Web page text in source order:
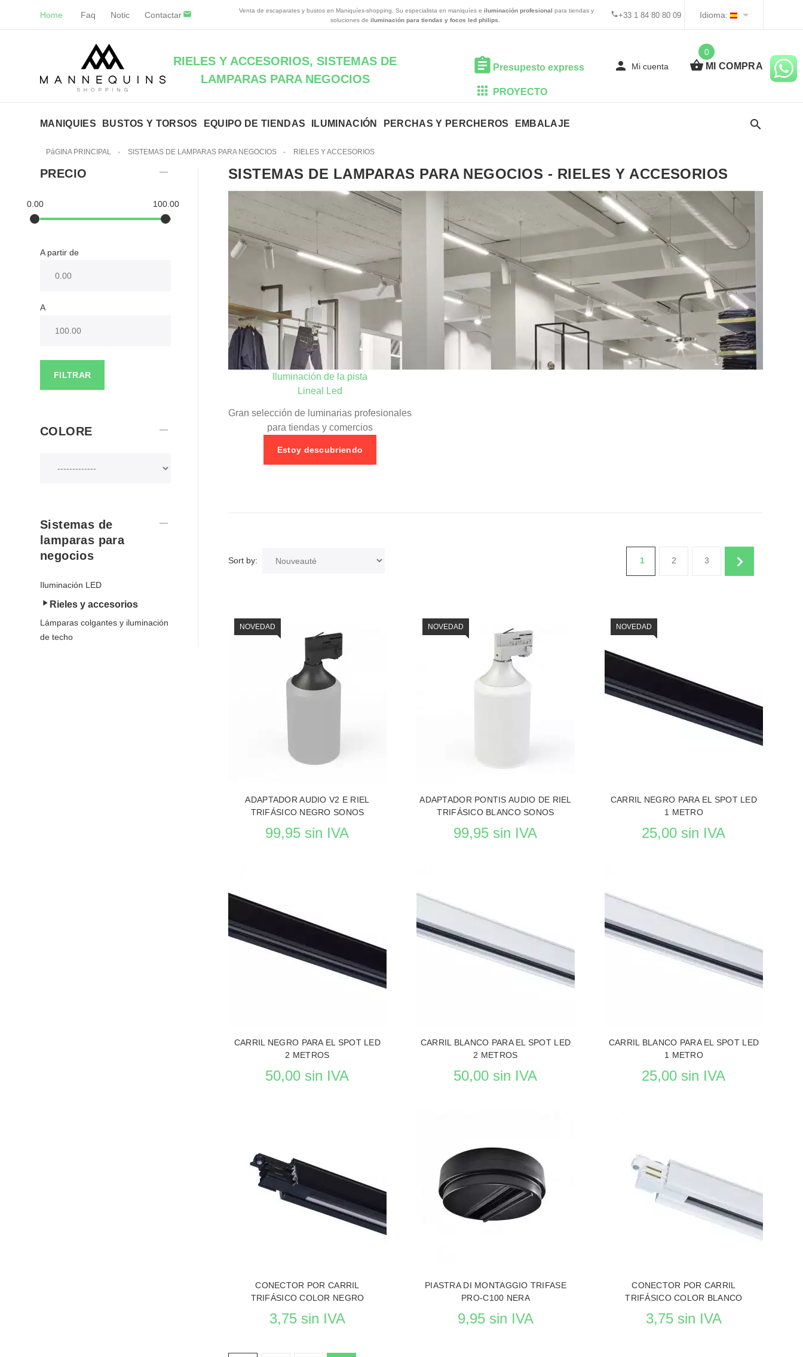
Home Faq Notic Contactar +33 1 84 80 80 09
Venta de escaparates y bustos en Maniquíes-shopping. Su especialista en maniquíes e iluminación profesional para tiendas y
soluciones de iluminación para tiendas y focos led philips.
Idioma:
RIELES Y ACCESORIOS, SISTEMAS DE
LAMPARAS PARA NEGOCIOS
Presupesto express
PROYECTO
Mi cuenta
0
MI COMPRA
MANIQUIES BUSTOS Y TORSOS EQUIPO DE TIENDAS ILUMINACIÓN PERCHAS Y PERCHEROS EMBALAJE
PáGINA PRINCIPAL - SISTEMAS DE LAMPARAS PARA NEGOCIOS - RIELES Y ACCESORIOS
PRECIO
0.00 100.00
A partir de
A
FILTRAR
COLORE
Sistemas de
lamparas para
negocios
Iluminación LED
Rieles y accesorios
Lámparas colgantes y iluminación
de techo
SISTEMAS DE LAMPARAS PARA NEGOCIOS - RIELES Y ACCESORIOS
Iluminación de la pista
Lineal Led
Gran selección de luminarias profesionales
para tiendas y comercios
Estoy descubriendo
Sort by: 1 2 3
NOVEDAD
ADAPTADOR AUDIO V2 E RIEL
TRIFÁSICO NEGRO SONOS
99,95 sin IVA
VER EL PRODUCTO ILUMINACIÓN
NOVEDAD
ADAPTADOR PONTIS AUDIO DE RIEL
TRIFÁSICO BLANCO SONOS
99,95 sin IVA
VER EL PRODUCTO ILUMINACIÓN
NOVEDAD
CARRIL NEGRO PARA EL SPOT LED
1 METRO
25,00 sin IVA
VER EL PRODUCTO ILUMINACIÓN
CARRIL NEGRO PARA EL SPOT LED
2 METROS
50,00 sin IVA
VER EL PRODUCTO ILUMINACIÓN
CARRIL BLANCO PARA EL SPOT LED
2 METROS
50,00 sin IVA
VER EL PRODUCTO ILUMINACIÓN
CARRIL BLANCO PARA EL SPOT LED
1 METRO
25,00 sin IVA
VER EL PRODUCTO ILUMINACIÓN
CONECTOR POR CARRIL
TRIFÁSICO COLOR NEGRO
3,75 sin IVA
PIASTRA DI MONTAGGIO TRIFASE
PRO-C100 NERA
9,95 sin IVA
CONECTOR POR CARRIL
TRIFÁSICO COLOR BLANCO
3,75 sin IVA